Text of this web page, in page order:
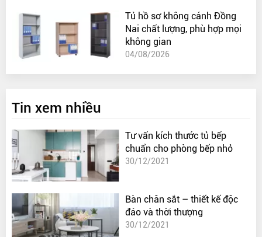
Tủ hồ sơ không cánh Đồng
Nai chất lượng, phù hợp mọi
không gian
04/08/2026
Tin xem nhiều
Tư vấn kích thước tủ bếp
chuẩn cho phòng bếp nhỏ
30/12/2021
Bàn chân sắt – thiết kế độc
đáo và thời thượng
30/12/2021